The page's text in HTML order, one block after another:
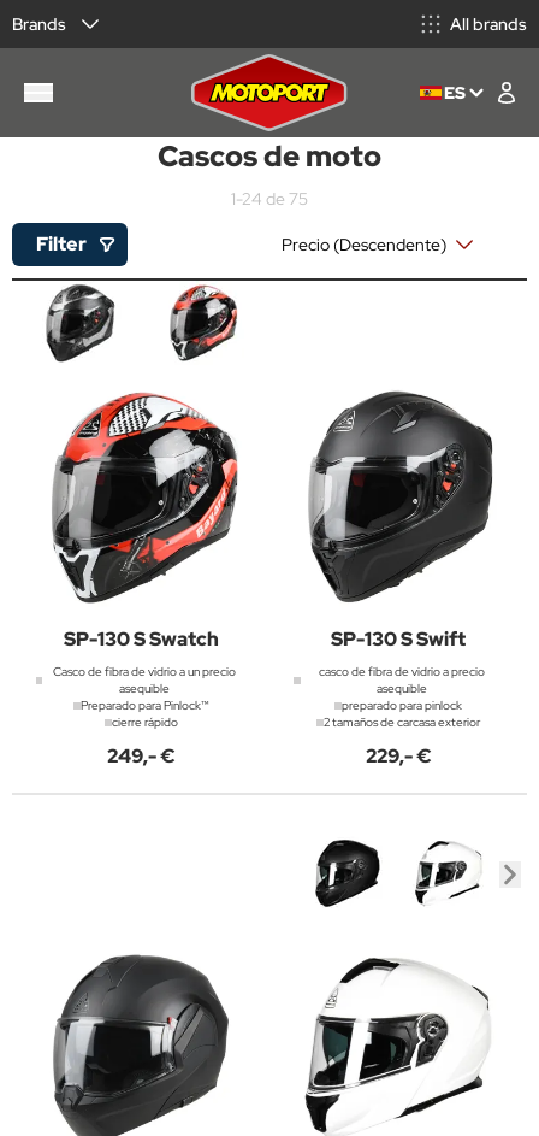
Brands All brands
ES
Cascos de moto
1-24 de 75
Filter
SP-130 S Swatch
Casco de fibra de vidrio a un precio
asequible
Preparado para Pinlock™
cierre rápido
249,- €
SP-130 S Swift
casco de fibra de vidrio a precio
asequible
preparado para pinlock
2 tamaños de carcasa exterior
229,- €